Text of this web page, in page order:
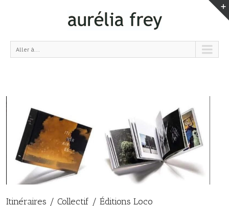
Aller à...
Itinéraires / Collectif / Éditions Loco